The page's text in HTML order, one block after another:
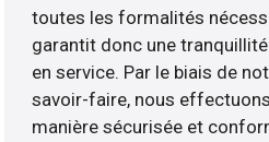
toutes les formalités
garantit donc une
en service. Par le biais de
savoir-faire, nous
manière sécurisée et